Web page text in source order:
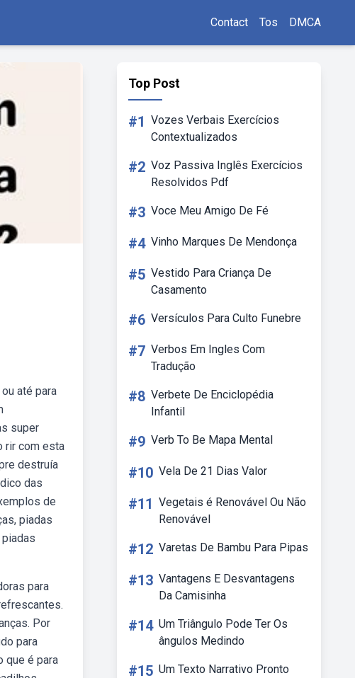
Contact Tos DMCA
até para
super
rir com esta
destruía
das
de
piadas
para
Por
para
que é para
Top Post
#1 Vozes Verbais Exercícios
Contextualizados
#2 Voz Passiva Inglês Exercícios
Resolvidos Pdf
#3 Voce Meu Amigo De Fé
#4 Vinho Marques De Mendonça
#5 Vestido Para Criança De
Casamento
#6 Versículos Para Culto Funebre
#7 Verbos Em Ingles Com
Tradução
#8 Verbete De Enciclopédia
Infantil
#9 Verb To Be Mapa Mental
#10 Vela De 21 Dias Valor
#11 Vegetais é Renovável Ou Não
Renovável
#12 Varetas De Bambu Para Pipas
#13 Vantagens E Desvantagens
Da Camisinha
#14 Um Triângulo Pode Ter Os
ângulos Medindo
#15 Um Texto Narrativo Pronto